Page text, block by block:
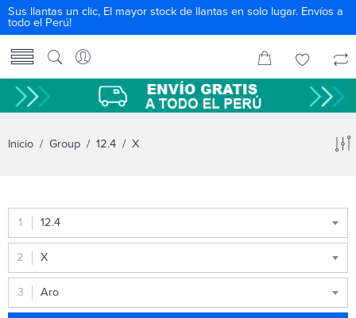
Sus llantas un clic, El mayor stock de llantas en solo lugar. Envíos a
todo el Perú!
Inicio / Group / 12.4 / X
12.4
X
Aro